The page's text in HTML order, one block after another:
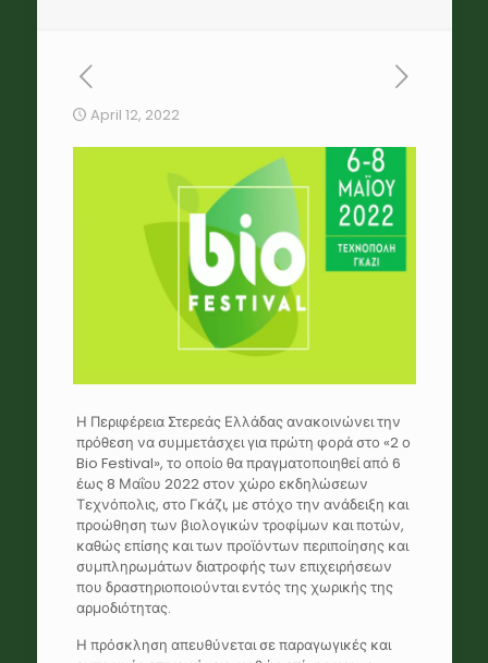
April 12, 2022
Η Περιφέρεια Στερεάς Ελλάδας ανακοινώνει την
πρόθεση να συμμετάσχει για πρώτη φορά στο «2 ο
Bio Festival», το οποίο θα πραγματοποιηθεί από 6
έως 8 Μαΐου 2022 στον χώρο εκδηλώσεων
Τεχνόπολις, στο Γκάζι, με στόχο την ανάδειξη και
προώθηση των βιολογικών τροφίμων και ποτών,
καθώς επίσης και των προϊόντων περιποίησης και
συμπληρωμάτων διατροφής των επιχειρήσεων
που δραστηριοποιούνται εντός της χωρικής της
αρμοδιότητας.
Η πρόσκληση απευθύνεται σε παραγωγικές και